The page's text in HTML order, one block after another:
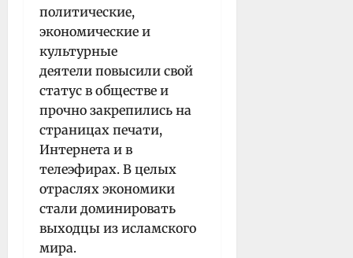
политические,
экономические и
культурные
деятели повысили свой
статус в обществе и
прочно закрепились на
страницах печати,
Интернета и в
телеэфирах. В целых
отраслях экономики
стали доминировать
выходцы из исламского
мира.